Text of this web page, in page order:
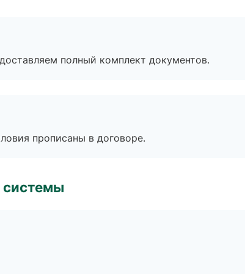
полный комплект документов.
прописаны в договоре.